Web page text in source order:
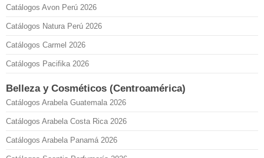
Catálogos Avon Perú 2026
Catálogos Natura Perú 2026
Catálogos Carmel 2026
Catálogos Pacifika 2026
Belleza y Cosméticos (Centroamérica)
Catálogos Arabela Guatemala 2026
Catálogos Arabela Costa Rica 2026
Catálogos Arabela Panamá 2026